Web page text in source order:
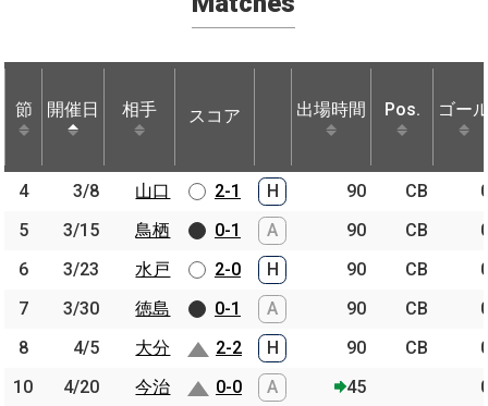
節 開催日 相手 スコア 出場時間 Pos. ゴー
節 開催日 相手 スコア 出場時間 Pos. ゴー
4 3/8 山口 2-1 H 90 CB
5
3/15 鳥栖 0-1 A 90 CB
6
3/23 水戸 2-0 H 90 CB
7
3/30 徳島 0-1 A 90 CB
8
4/5 大分 2-2 H 90 CB
10
4/20 今治 0-0 A 45
節 開催日 相手
4 3/8
山口
5
3/15
鳥栖
6
3/23
水戸
7
3/30
徳島
8
4/5
大分
10
4/20
今治